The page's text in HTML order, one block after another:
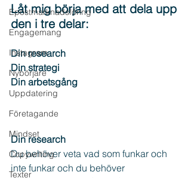
Epostmarknadsföring
Engagemang
Instagram
Nybörjare
Uppdatering
Företagande
Mindset
Copywriting
Texter
Låt mig börja med att dela upp
den i tre delar:
Din research
Din strategi
Din arbetsgång
Din research
Du behöver veta vad som funkar och
inte funkar och du behöver